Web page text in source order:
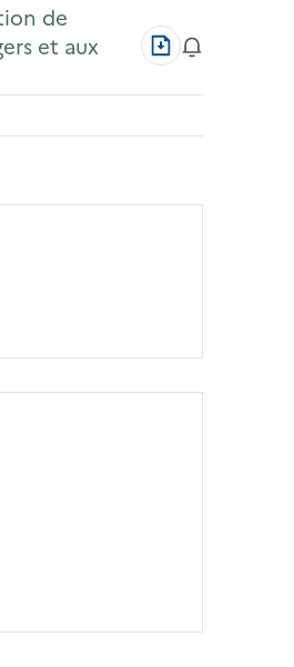
de
et aux
Télécharger
au